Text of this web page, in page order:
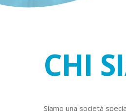
CHI
Siamo una società